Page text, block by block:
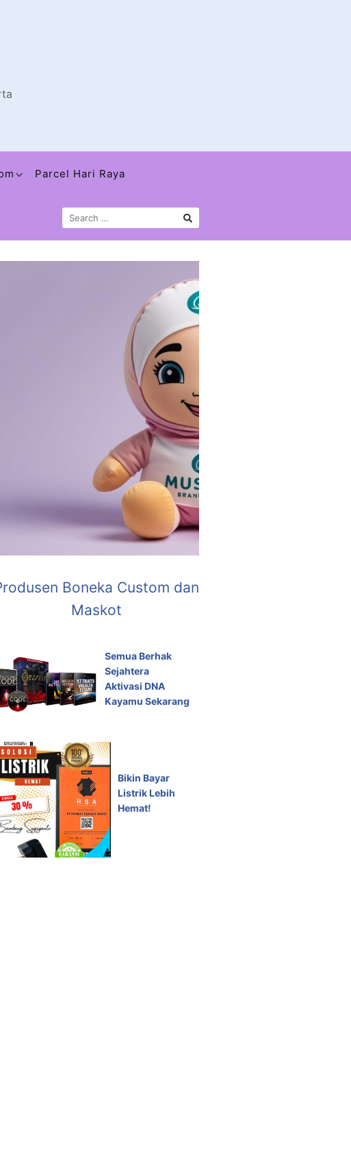
Parcel Hari Raya
Boneka Custom dan
Maskot
Semua Berhak
Sejahtera
Aktivasi DNA
Kayamu Sekarang
Bikin Bayar
Listrik Lebih
Hemat!